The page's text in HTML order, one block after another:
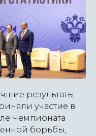
результаты
участие в
Чемпионата
борьбы,